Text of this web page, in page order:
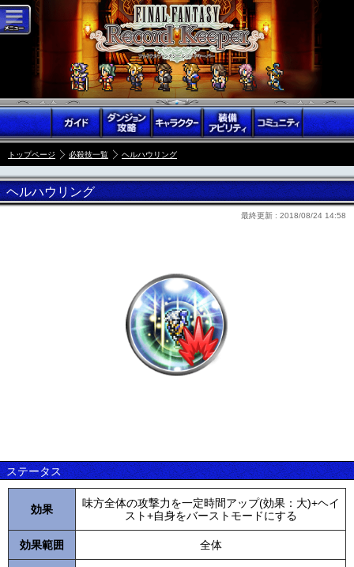
トップページ 必殺技一覧 ヘルハウリング
ヘルハウリング
最終更新 : 2018/08/24 14:58
ステータス
効果
味方全体の攻撃力を一定時間アップ(効果：大)+ヘイ
スト+自身をバーストモードにする
効果範囲 全体